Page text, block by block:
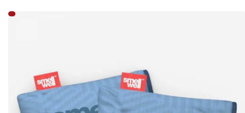
Produktbilder SmellWell Original, geometric grey